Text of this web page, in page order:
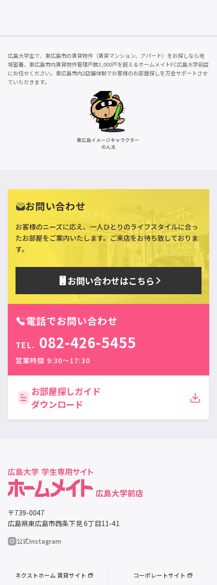
広島大学生で、東広島市の賃貸物件（賃貸マンション、アパート）をお探しなら地
域密着、東広島市内賃貸物件管理戸数3,000戸を超えるホームメイトFC広島大学前店
にお任せください。東広島市内2店舗体制でお客様のお部屋探しを万全サポートさせ
ていただきます。
お問い合わせ
お客様のニーズに応え、一人ひとりのライフスタイルに合っ
たお部屋をご案内いたします。ご来店をお待ち致しておりま
す。
お問い合わせはこちら
電話でお問い合わせ
TEL. 082-426-5455
営業時間 9:30〜17:30
お部屋探しガイド
ダウンロード
〒739-0047
広島県東広島市西条下見 6丁目11-41
公式Instagram
ネクストホーム 賃貸サイト コーポレートサイト